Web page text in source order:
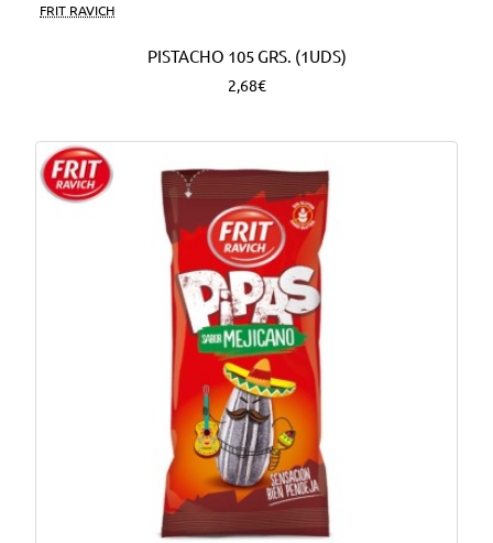
FRIT RAVICH
PISTACHO 105 GRS. (1UDS)
2,68€